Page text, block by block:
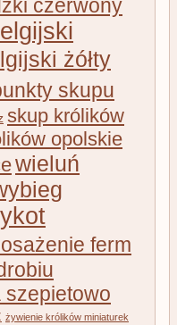
czerwony
żółty
skupu
skup królików
opolskie
wieluń
ferm
szepietowo
żywienie królików miniaturek